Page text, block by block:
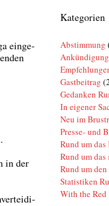
ein­ge­
in der
den
Brustring
Kategorien
Abstimmung
Ankündigung
Gastbeitrag
Gedanken
In eigener
Neu im
Presse- und
Rund um
Rund um das
Rund um
Statistiken
With the Red